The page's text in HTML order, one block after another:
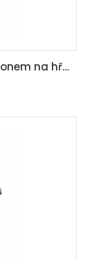
GTS 1800 PTO - drtič dřeva s pohonem na hřídel